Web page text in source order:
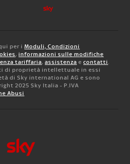
per i Moduli, Condizioni
, informazioni sulle modifiche
tariffaria, assistenza e contatti.
di proprietà intellettuale in essi
di Sky international AG e sono
2025 Sky Italia - P.IVA
Abusi